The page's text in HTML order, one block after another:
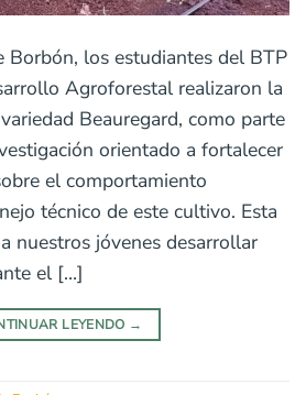
Borbón, los estudiantes del BTP
Agroforestal realizaron la
Beauregard, como parte
orientado a fortalecer
el comportamiento
técnico de este cultivo. Esta
nuestros jóvenes desarrollar
el […]
LEYENDO →